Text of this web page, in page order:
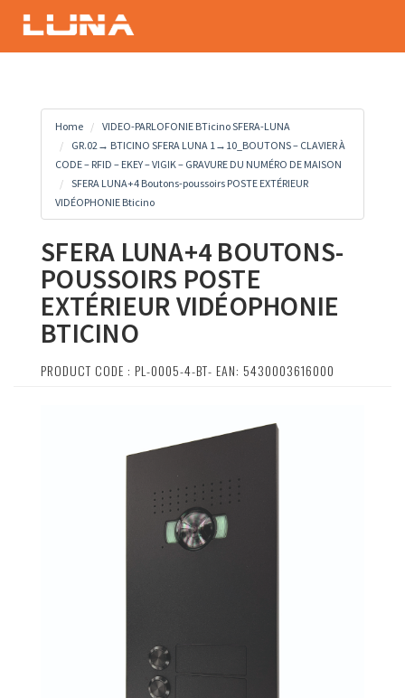
Home
VIDEO-PARLOFONIE BTicino SFERA-LUNA
GR.02→ BTICINO SFERA LUNA 1→10_BOUTONS – CLAVIER À
CODE – RFID – EKEY – VIGIK – GRAVURE DU NUMÉRO DE MAISON
SFERA LUNA+4 Boutons-poussoirs POSTE EXTÉRIEUR
VIDÉOPHONIE Bticino
SFERA LUNA+4 BOUTONS-
POUSSOIRS POSTE
EXTÉRIEUR VIDÉOPHONIE
BTICINO
PRODUCT CODE : PL-0005-4-BT- EAN: 5430003616000